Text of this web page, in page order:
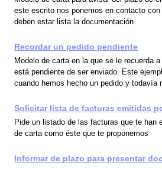
este escrito nos ponemos en contacto
deben estar lista la documentación
Recordar un pedido pendiente
Modelo de carta en la que se le recuerda
está pendiente de ser enviado. Este
cuando hemos hecho un pedido y todavía
Solicitar lista de facturas emitidas
Pide un listado de las facturas que te han
de carta como éste que te proponemos
Informar de plazo para presentar